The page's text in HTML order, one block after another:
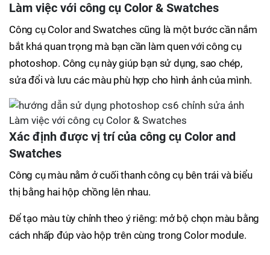
Làm việc với công cụ Color & Swatches
Công cụ Color and Swatches cũng là một bước cần nắm
bắt khá quan trọng mà bạn cần làm quen với công cụ
photoshop. Công cụ này giúp bạn sử dụng, sao chép,
sửa đổi và lưu các màu phù hợp cho hình ảnh của mình.
Làm việc với công cụ Color & Swatches
Xác định được vị trí của công cụ Color and
Swatches
Công cụ màu nằm ở cuối thanh công cụ bên trái và biểu
thị bằng hai hộp chồng lên nhau.
Để tạo màu tùy chỉnh theo ý riêng: mở bộ chọn màu bằng
cách nhấp đúp vào hộp trên cùng trong Color module.